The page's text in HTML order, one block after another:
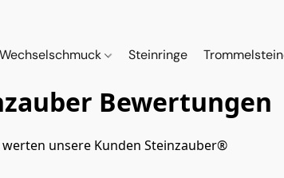
Wechselschmuck Steinringe
Bewertungen
werten unsere Kunden Steinzauber®